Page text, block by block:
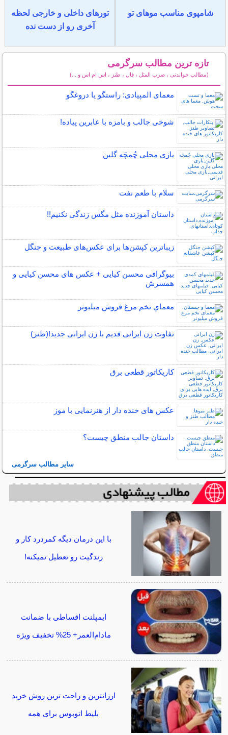
شامپوی مناسب موهای تو
تورهای داخلی و خارجی لحظه
آخری رو از دست نده
تازه ترین مطالب سرگرمی
(مطالب خواندنی ، ضرب المثل ، فال ، طنز ، اس ام اس و ...)
معمای المپیادی: راستگو یا دروغگو
شوخی جالب و بامزه با عابرین پیاده!
بازی محلی چُمچَه گلین
سلام با طعم نفت
داستان آموزنده مثل مگس زندگی نکنیم!!
زیباترین کپشن‌ها برای عکس‌های طبیعت و جنگل
بیوگرافی محسن کیایی + عکس های محسن کیایی و
همسرش
معماي تخم مرغ فروش ميليونر
تفاوت زن ایرانی قدیم با زن ایرانی جدید!(طنز)
کاریکاتور قطعی برق
عکس های خنده دار از هنرنمایی با موز
داستان جالب منطق چیست؟
سایر مطالب سرگرمی
با این درمان دیگه کمردرد کار و
زندگیت رو تعطیل نمیکنه!
ایمپلنت اقساطی با ضمانت
مادام‌العمر+ 25% تخفیف ویژه
ارزانترین و راحت ترین روش خرید
بلیط اتوبوس برای همه